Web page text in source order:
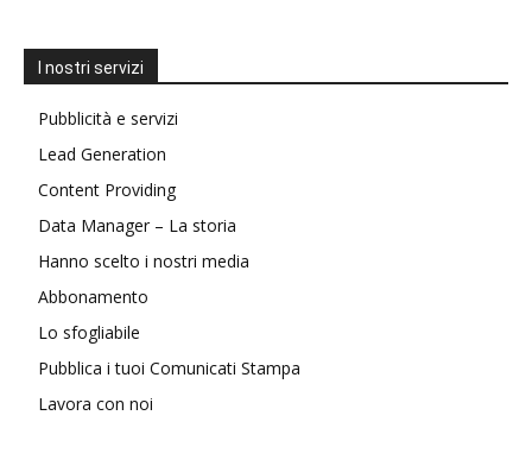
I nostri servizi
Pubblicità e servizi
Lead Generation
Content Providing
Data Manager – La storia
Hanno scelto i nostri media
Abbonamento
Lo sfogliabile
Pubblica i tuoi Comunicati Stampa
Lavora con noi